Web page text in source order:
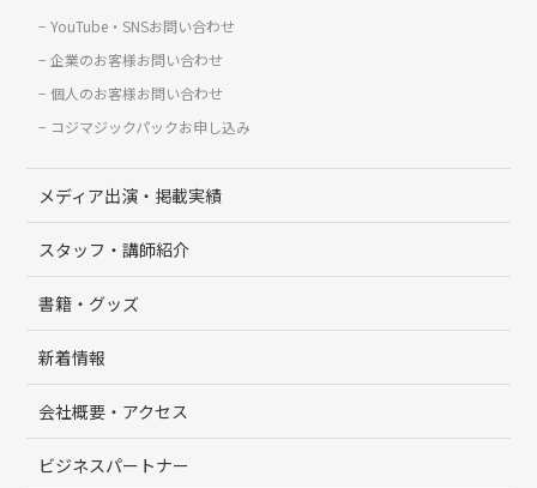
YouTube・SNSお問い合わせ
企業のお客様お問い合わせ
個人のお客様お問い合わせ
コジマジックパックお申し込み
メディア出演・掲載実績
スタッフ・講師紹介
書籍・グッズ
新着情報
会社概要・アクセス
ビジネスパートナー